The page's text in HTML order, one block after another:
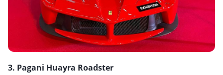
3. Pagani Huayra Roadster